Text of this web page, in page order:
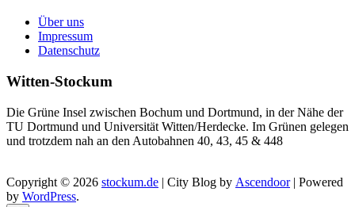
Über uns
Impressum
Datenschutz
Witten-Stockum
Die Grüne Insel zwischen Bochum und Dortmund, in der Nähe der
TU Dortmund und Universität Witten/Herdecke. Im Grünen gelegen
und trotzdem nah an den Autobahnen 40, 43, 45 & 448
Copyright © 2026 stockum.de | City Blog by Ascendoor| Powered
by WordPress.